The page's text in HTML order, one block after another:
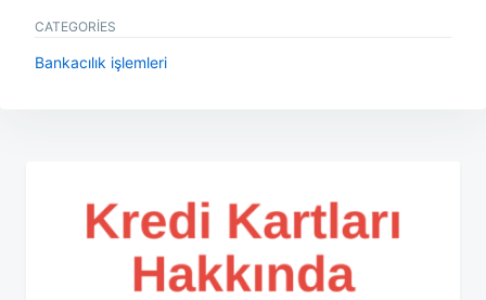
CATEGORIES
Bankacılık işlemleri